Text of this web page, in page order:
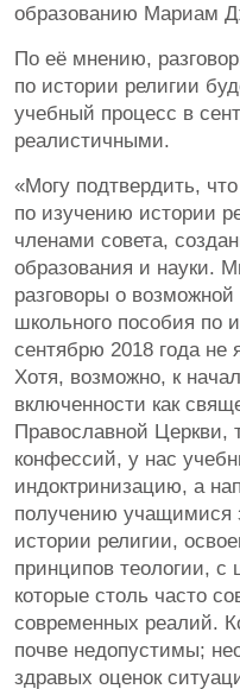
образованию Мариам
По её мнению,
по истории религии
учебный процесс в
реалистичными.
«Могу подтвердить,
по изучению истории
членами совета,
образования и науки.
разговоры о
школьного пособия по
сентябрю 2018 года
Хотя, возможно, к
включенности как
Православной Церкви,
конфессий, у нас
индоктринизацию, а
получению учащимися
истории религии,
принципов теологии,
которые столь часто
современных реалий.
почве недопустимы;
здравых оценок